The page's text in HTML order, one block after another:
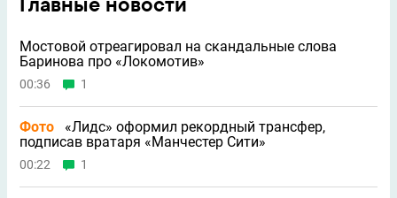
Мостовой отреагировал на скандальные слова
Баринова про «Локомотив»
00:36 1
Фото
«Лидс» оформил рекордный трансфер,
подписав вратаря «Манчестер Сити»
00:22 1